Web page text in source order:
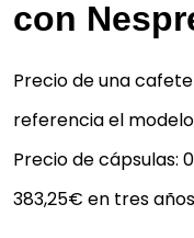
con
Precio de una
referencia el
Precio de cápsulas:
383,25€ en tres